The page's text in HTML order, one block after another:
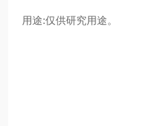
用途:仅供研究用途。